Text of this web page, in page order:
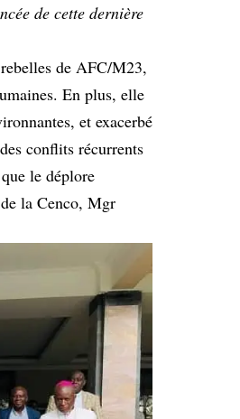
de cette dernière
de AFC/M23,
En plus, elle
et exacerbé
conflits récurrents
le déplore
la Cenco, Mgr